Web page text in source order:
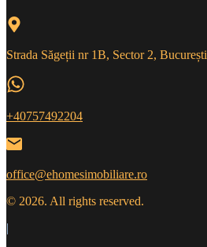
Strada Săgeții nr 1B, Sector 2, București
+40757492204
office@ehomesimobiliare.ro
© 2026. All rights reserved.
|